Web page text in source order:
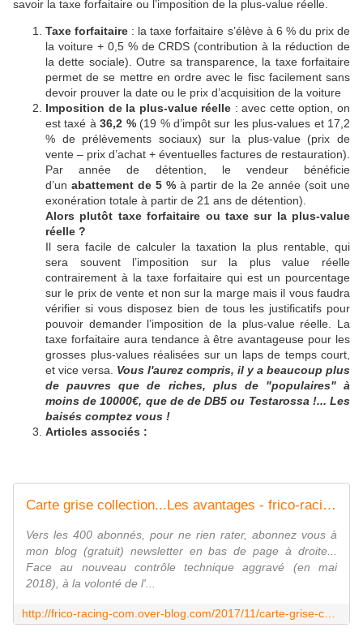
savoir la taxe forfaitaire ou l’imposition de la plus-value réelle.
Taxe forfaitaire : la taxe forfaitaire s’élève à 6 % du prix de
la voiture + 0,5 % de CRDS (contribution à la réduction de
la dette sociale). Outre sa transparence, la taxe forfaitaire
permet de se mettre en ordre avec le fisc facilement sans
devoir prouver la date ou le prix d’acquisition de la voiture
Imposition de la plus-value réelle : avec cette option, on
est taxé à36,2 %(19 % d’impôt sur les plus-values et 17,2
% de prélèvements sociaux) sur la plus-value (prix de
vente – prix d’achat + éventuelles factures de restauration).
Par année de détention, le vendeur bénéficie
d’un abattement de 5 % à partir de la 2e année (soit une
exonération totale à partir de 21 ans de détention).
Alors plutôt taxe forfaitaire ou taxe sur la plus-value
réelle ?
Il sera facile de calculer la taxation la plus rentable, qui
sera souvent l’imposition sur la plus value réelle
contrairement à la taxe forfaitaire qui est un pourcentage
sur le prix de vente et non sur la marge mais il vous faudra
vérifier si vous disposez bien de tous les justificatifs pour
pouvoir demander l’imposition de la plus-value réelle. La
taxe forfaitaire aura tendance à être avantageuse pour les
grosses plus-values réalisées sur un laps de temps court,
et vice versa. Vous l'aurez compris, il y a beaucoup plus
de pauvres que de riches, plus de "populaires" à
moins de 10000€, que de de DB5 ou Testarossa !... Les
baisés comptez vous !
Articles associés :
Carte grise collection...Les avantages - frico-racing-passion moto
Vers les 400 abonnés, pour ne rien rater, abonnez vous à
mon blog (gratuit) newsletter en bas de page à droite...
Face au nouveau contrôle technique aggravé (en mai
2018), à la volonté de l'...